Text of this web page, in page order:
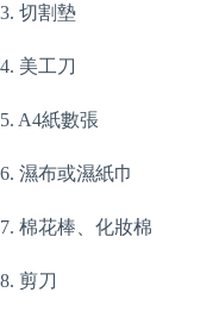
3. 切割墊
4. 美工刀
5. A4紙數張
6. 濕布或濕紙巾
7. 棉花棒、化妝棉
8. 剪刀